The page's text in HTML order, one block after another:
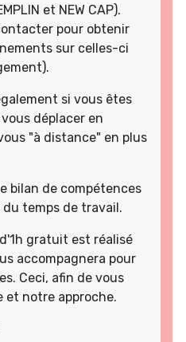
et NEW CAP).
pour obtenir
sur celles-ci
si vous êtes
déplacer en
"à distance" en plus
bilan de compétences
temps de travail.
gratuit est réalisé
accompagnera pour
Ceci, afin de vous
et notre approche.